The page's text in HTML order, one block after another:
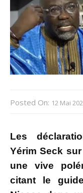
Posted On: 12 Mai
Les
Yérim Seck
une vive
citant le